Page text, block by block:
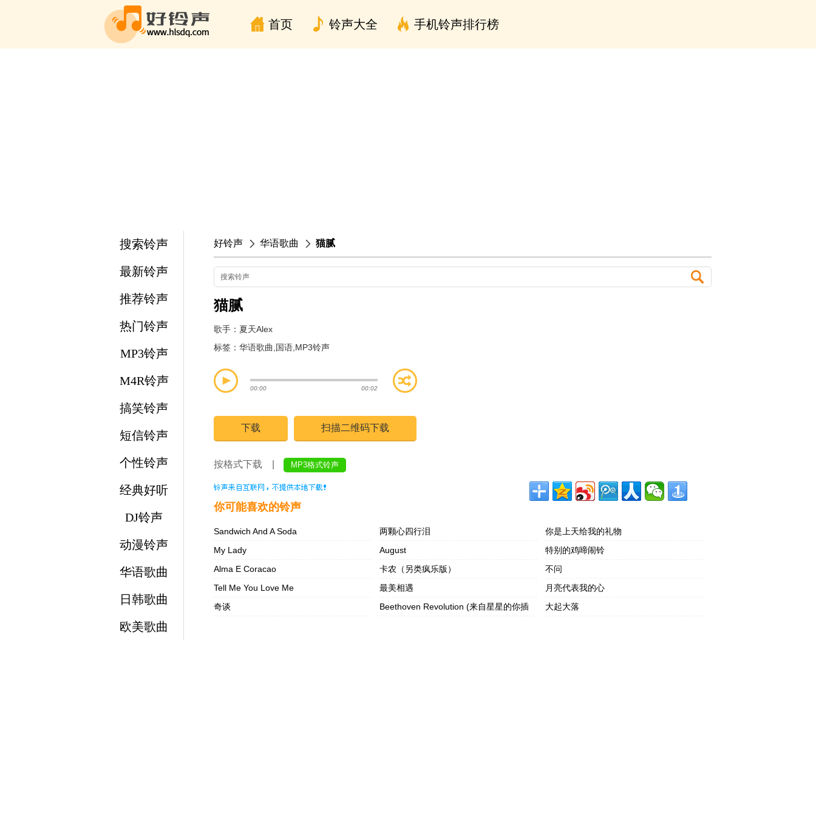
首页 铃声大全 手机铃声排行榜
搜索铃声
最新铃声
推荐铃声
热门铃声
MP3铃声
M4R铃声
搞笑铃声
短信铃声
个性铃声
经典好听
DJ铃声
动漫铃声
华语歌曲
日韩歌曲
欧美歌曲
好铃声 华语歌曲 猫腻
猫腻
歌手： 夏天Alex
标签： 华语歌曲 国语 MP3铃声
00:00 00:02
下载 扫描二维码下载
按格式下载 | MP3格式铃声
你可能喜欢的铃声
Sandwich And A Soda 两颗心四行泪
你是上天给我的礼物
My Lady
August
特别的鸡啼闹铃
Alma E Coracao
卡农（另类疯乐版）
不问
Tell Me You Love Me
最美相遇
月亮代表我的心
奇谈
Beethoven Revolution (来自星星的你插 大起大落